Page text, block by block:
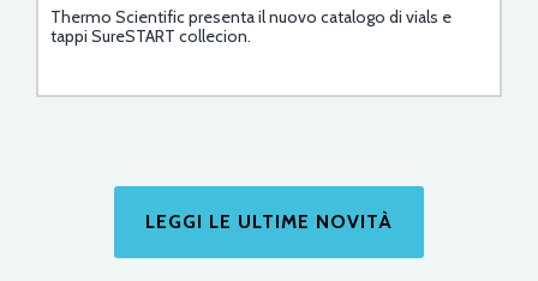
Thermo Scientific presenta il nuovo catalogo di vials e
tappi SureSTART collecion.
LEGGI LE ULTIME NOVITÀ